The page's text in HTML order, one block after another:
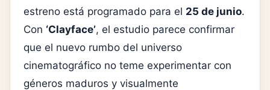
estreno está programado para el 25 de junio.
Con ‘Clayface’, el estudio parece confirmar
que el nuevo rumbo del universo
cinematográfico no teme experimentar con
géneros maduros y visualmente